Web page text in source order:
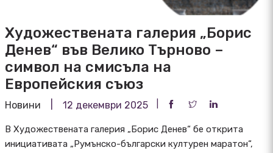
Художествената галерия „Борис
Денев“ във Велико Търново –
символ на смисъла на
Европейския съюз
Новини 12 декември 2025
В Художествената галерия „Борис Денев“ бе открита
инициативата „Румънско-български културен маратон“,